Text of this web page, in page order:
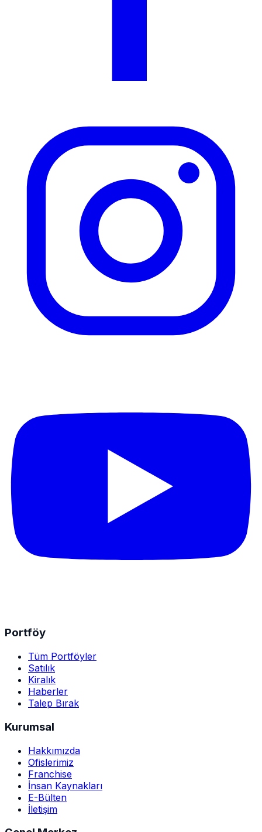
Portföy
Tüm Portföyler
Satılık
Kiralık
Haberler
Talep Bırak
Kurumsal
Hakkımızda
Ofislerimiz
Franchise
İnsan Kaynakları
E-Bülten
İletişim